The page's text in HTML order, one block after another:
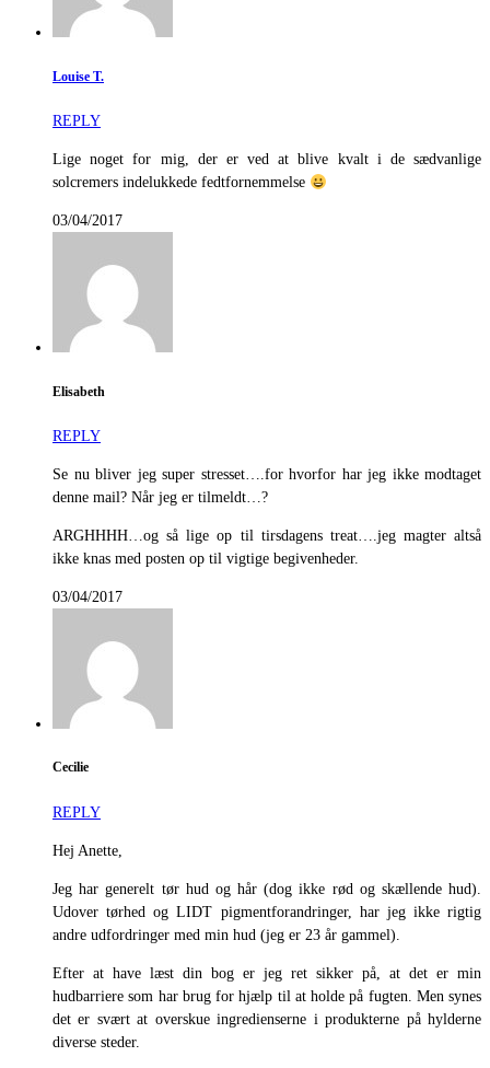
Louise T.
REPLY
Lige noget for mig, der er ved at blive kvalt i de sædvanlige
solcremers indelukkede fedtfornemmelse
03/04/2017
Elisabeth
REPLY
Se nu bliver jeg super stresset….for hvorfor har jeg ikke modtaget
denne mail? Når jeg er tilmeldt…?
ARGHHHH…og så lige op til tirsdagens treat….jeg magter altså
ikke knas med posten op til vigtige begivenheder.
03/04/2017
Cecilie
REPLY
Hej Anette,
Jeg har generelt tør hud og hår (dog ikke rød og skællende hud).
Udover tørhed og LIDT pigmentforandringer, har jeg ikke rigtig
andre udfordringer med min hud (jeg er 23 år gammel).
Efter at have læst din bog er jeg ret sikker på, at det er min
hudbarriere som har brug for hjælp til at holde på fugten. Men synes
det er svært at overskue ingredienserne i produkterne på hylderne
diverse steder.